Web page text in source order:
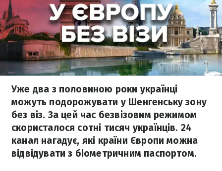
Уже два з половиною роки українці
можуть подорожувати у Шенгенську зону
без віз. За цей час безвізовим режимом
скористалося сотні тисяч українців. 24
канал нагадує, які країни Європи можна
відвідувати з біометричним паспортом.